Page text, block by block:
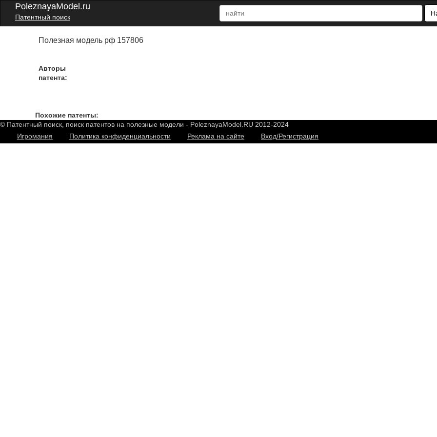
PoleznayaModel.ru
Патентный поиск
Полезная модель рф 157806
Авторы
патента:
Похожие патенты:
© Патентный поиск, поиск патентов на полезные модели - PoleznayaModel.RU 2012-2024
Игромания
Политика конфиденциальности Реклама на сайте Вход/Регистрация